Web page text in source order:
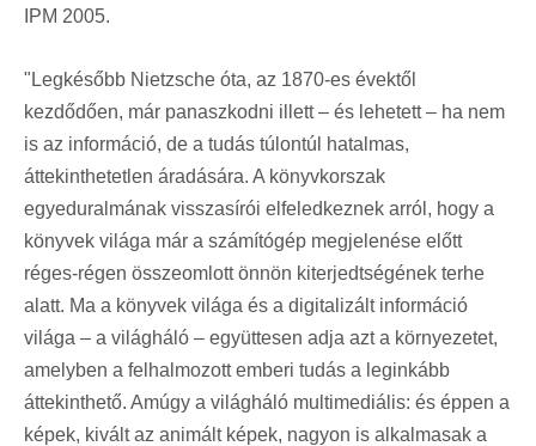
IPM 2005.
"Legkésőbb Nietzsche óta, az 1870-es évektől
kezdődően, már panaszkodni illett – és lehetett – ha nem
is az információ, de a tudás túlontúl hatalmas,
áttekinthetetlen áradására. A könyvkorszak
egyeduralmának visszasírói elfeledkeznek arról, hogy a
könyvek világa már a számítógép megjelenése előtt
réges-régen összeomlott önnön kiterjedtségének terhe
alatt. Ma a könyvek világa és a digitalizált információ
világa – a világháló – együttesen adja azt a környezetet,
amelyben a felhalmozott emberi tudás a leginkább
áttekinthető. Amúgy a világháló multimediális: és éppen a
képek, kivált az animált képek, nagyon is alkalmasak a